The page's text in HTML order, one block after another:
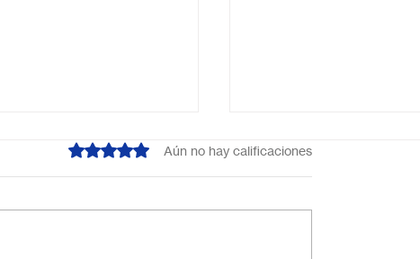
Obtuvo 0 de 5 estrellas.Aún no hay calificaciones